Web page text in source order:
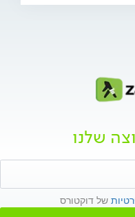
שלנו
של דוקטורס